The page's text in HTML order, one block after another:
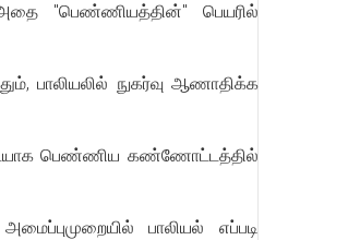
"பெண்ணியத்தின்" பெயரில்
பாலியலில் நுகர்வு ஆணாதிக்க
பெண்ணிய கண்ணோட்டத்தில்
பாலியல் எப்படி